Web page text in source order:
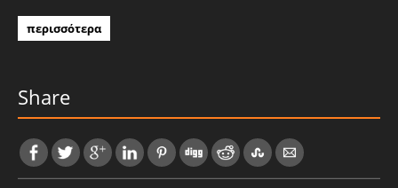
περισσότερα
Share